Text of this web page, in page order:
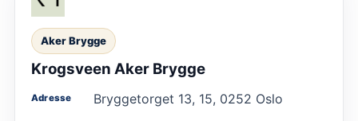
Aker Brygge
Krogsveen Aker Brygge
Adresse
Bryggetorget 13, 15, 0252 Oslo